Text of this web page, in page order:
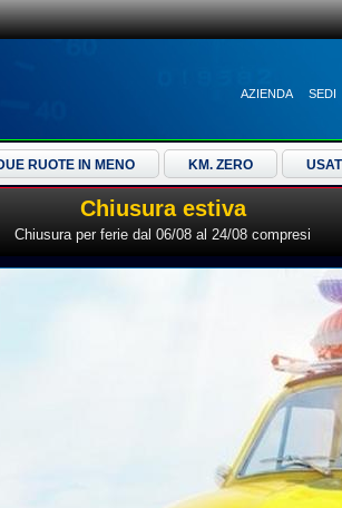
AZIENDA SEDI
RUOTE IN MENO KM. ZERO
Chiusura estiva
Chiusura per ferie dal 06/08 al 24/08 compresi